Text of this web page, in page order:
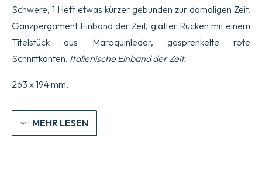
Schwere, 1 Heft etwas kürzer gebunden zur damaligen Zeit.
Ganzpergament Einband der Zeit, glatter Rücken mit einem
Titelstück aus Maroquinleder, gesprenkelte rote
Schnittkanten. Italienische Einband der Zeit.
263 x 194 mm.
MEHR LESEN